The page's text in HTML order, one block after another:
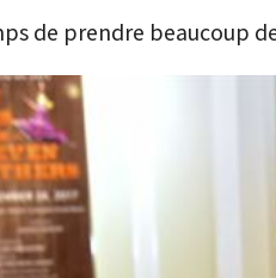
de prendre beaucoup